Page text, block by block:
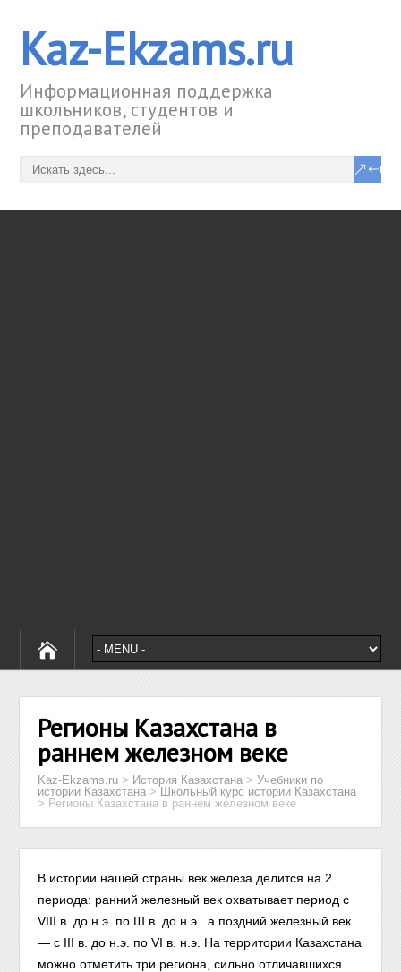
Kaz-Ekzams.ru
Информационная поддержка
школьников, студентов и
преподавателей
Регионы Казахстана в
раннем железном веке
Kaz-Ekzams.ru > История Казахстана >Учебники по
истории Казахстана > Школьный курс истории Казахстана
> Регионы Казахстана в раннем железном веке
В истории нашей страны век железа делится на 2
периода: ранний железный век охватывает период с
VIII в. до н.э. по Ш в. до н.э.. а поздний железный век
— с III в. до н.э. по VI в. н.э. На территории Казахстана
можно отметить три региона, сильно отличавшихся